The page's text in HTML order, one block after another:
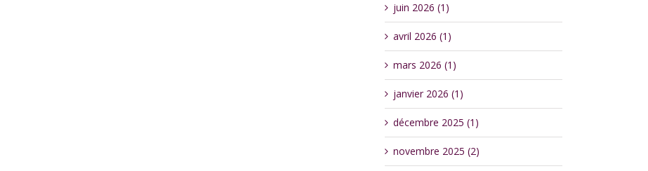
juin 2026 (1)
avril 2026 (1)
mars 2026 (1)
janvier 2026 (1)
décembre 2025 (1)
novembre 2025 (2)